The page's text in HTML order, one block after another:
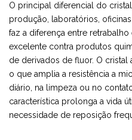
O principal diferencial do
produção, laboratórios,
faz a diferença entre
excelente contra produtos
de derivados de fluor. O cristal
o que amplia a resistência a
diário, na limpeza ou no
característica prolonga a vida
necessidade de reposição